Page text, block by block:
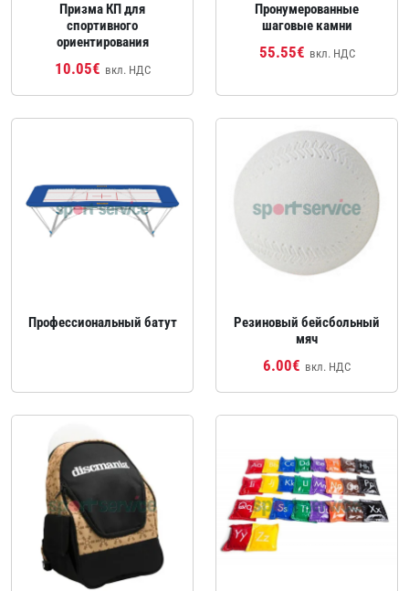
Призма КП для
спортивного
ориентирования
10.05€ вкл. НДС
Пронумерованные
шаговые камни
55.55€ вкл. НДС
Профессиональный батут
Резиновый бейсбольный
мяч
6.00€ вкл. НДС